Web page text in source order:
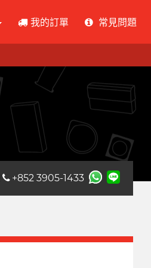
我的訂單 常見問題
+852 3905-1433